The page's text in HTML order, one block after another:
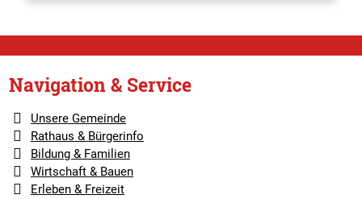
Navigation & Service
Unsere Gemeinde
Rathaus & Bürgerinfo
Bildung & Familien
Wirtschaft & Bauen
Erleben & Freizeit